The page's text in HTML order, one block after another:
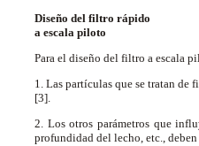
Diseño del filtro rápido
a escala piloto
Para el diseño del filtro a escala
1. Las partículas que se tratan de
[3].
2. Los otros parámetros que
profundidad del lecho, etc.,